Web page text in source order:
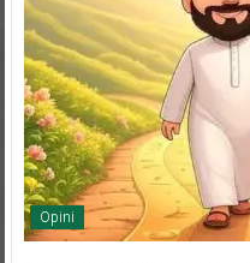
Opini
Sabar dan Ridha